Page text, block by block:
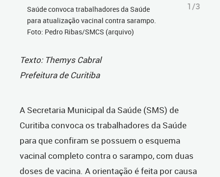
Saúde convoca trabalhadores da Saúde
para atualização vacinal contra sarampo.
Foto: Pedro Ribas/SMCS (arquivo)
1/3
Texto: Themys Cabral
Prefeitura de Curitiba
A Secretaria Municipal da Saúde (SMS) de
Curitiba convoca os trabalhadores da Saúde
para que confiram se possuem o esquema
vacinal completo contra o sarampo, com duas
doses de vacina. A orientação é feita por causa